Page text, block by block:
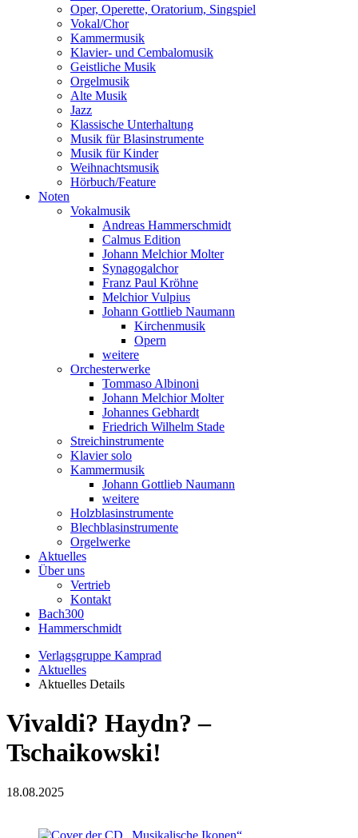
Oper, Operette, Oratorium, Singspiel
Vokal/Chor
Kammermusik
Klavier- und Cembalomusik
Geistliche Musik
Orgelmusik
Alte Musik
Jazz
Klassische Unterhaltung
Musik für Blasinstrumente
Musik für Kinder
Weihnachtsmusik
Hörbuch/Feature
Noten
Vokalmusik
Andreas Hammerschmidt
Calmus Edition
Johann Melchior Molter
Synagogalchor
Franz Paul Kröhne
Melchior Vulpius
Johann Gottlieb Naumann
Kirchenmusik
Opern
weitere
Orchesterwerke
Tommaso Albinoni
Johann Melchior Molter
Johannes Gebhardt
Friedrich Wilhelm Stade
Streichinstrumente
Klavier solo
Kammermusik
Johann Gottlieb Naumann
weitere
Holzblasinstrumente
Blechblasinstrumente
Orgelwerke
Aktuelles
Über uns
Vertrieb
Kontakt
Bach300
Hammerschmidt
Verlagsgruppe Kamprad
Aktuelles
Aktuelles Details
Vivaldi? Haydn? –
Tschaikowski!
18.08.2025